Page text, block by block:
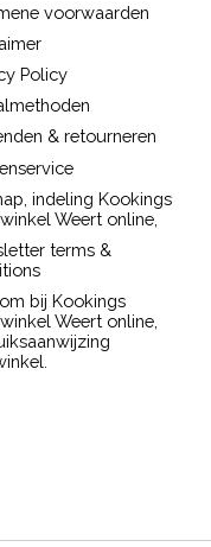
voorwaarden
Policy
& retourneren
indeling Kookings
Weert online,
terms &
bij Kookings
Weert online,